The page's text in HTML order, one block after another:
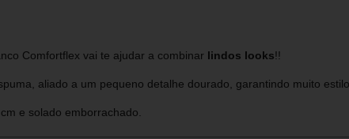
Comfortflex vai te ajudar a combinar lindos looks!!
aliado a um pequeno detalhe dourado, garantindo muito
e solado emborrachado.